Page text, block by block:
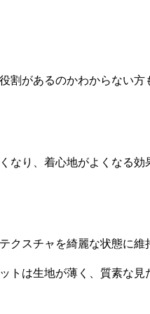
割があるのかわからない
り、着心地がよくなる
スチャを綺麗な状態に
トは生地が薄く、質素な